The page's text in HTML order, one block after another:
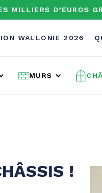
MILLIERS D’EUROS
WALLONIE 2026
MURS
!